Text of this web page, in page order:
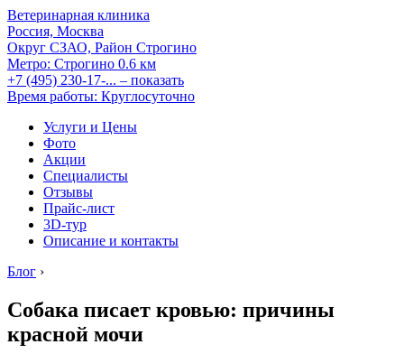
Ветеринарная клиника
Россия, Москва
Округ СЗАО, Район Строгино
Метро: Строгино 0.6 км
+7 (495) 230-17-... – показать
Время работы: Круглосуточно
Услуги и Цены
Фото
Акции
Специалисты
Отзывы
Прайс-лист
3D-тур
Описание и контакты
Блог ›
Собака писает кровью: причины
красной мочи